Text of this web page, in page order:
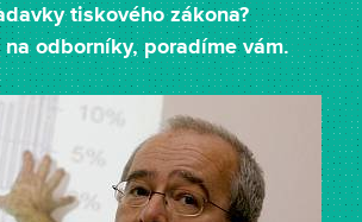
tiskového zákona?
odborníky, poradíme vám.